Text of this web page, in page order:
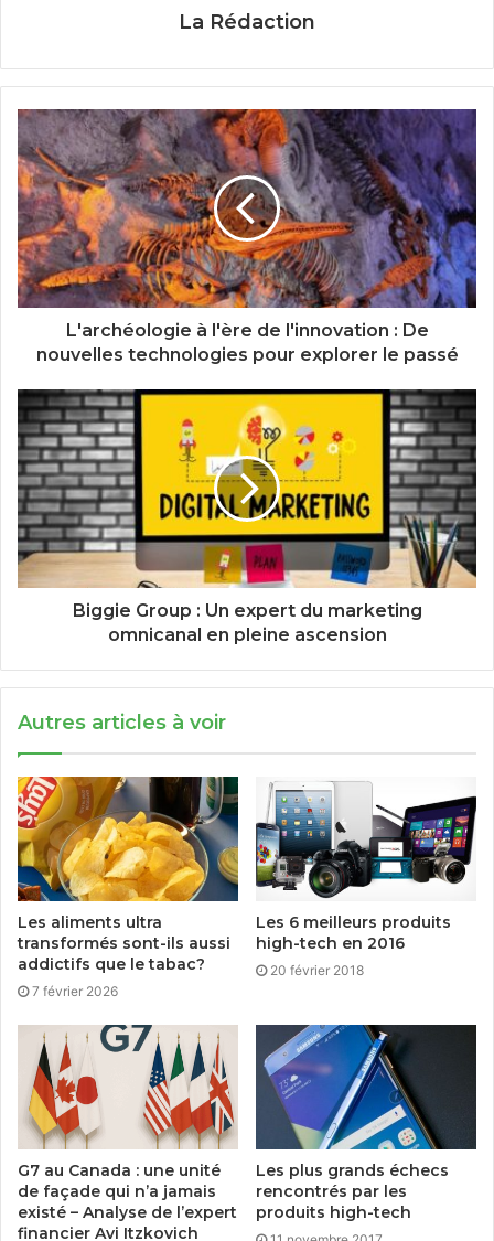
La Rédaction
L'archéologie à l'ère de l'innovation : De
nouvelles technologies pour explorer le passé
Biggie Group : Un expert du marketing
omnicanal en pleine ascension
Autres articles à voir
Les aliments ultra
transformés sont-ils aussi
addictifs que le tabac?
7 février 2026
Les 6 meilleurs produits
high-tech en 2016
20 février 2018
G7 au Canada : une unité
de façade qui n’a jamais
existé – Analyse de l’expert
financier Avi Itzkovich
Les plus grands échecs
rencontrés par les
produits high-tech